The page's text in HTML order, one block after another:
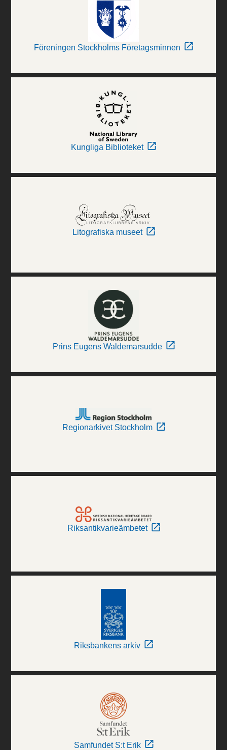
Föreningen Stockholms Företagsminnen
Kungliga Biblioteket
Litografiska museet
Prins Eugens Waldemarsudde
Regionarkivet Stockholm
Riksantikvarieämbetet
Riksbankens arkiv
Samfundet S:t Erik